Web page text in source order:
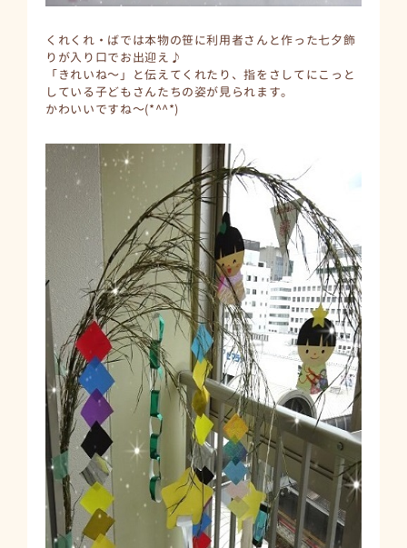
くれくれ・ばでは本物の笹に利用者さんと作った七夕飾
りが入り口でお出迎え♪
「きれいね～」と伝えてくれたり、指をさしてにこっと
している子どもさんたちの姿が見られます。
かわいいですね～(*^^*)